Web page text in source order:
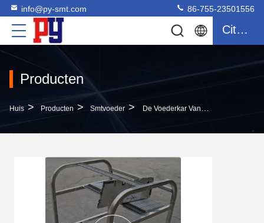
info@py-smt.com 86-755-23501556
Citaat
Producten
Huis > Producten > Smtvoeder > De Voederkar Van JUKI SMT/SMT-Spaander Van Het De Voederkarretje Van Mounter De Opslagkar Voor SIEMENS X Machine